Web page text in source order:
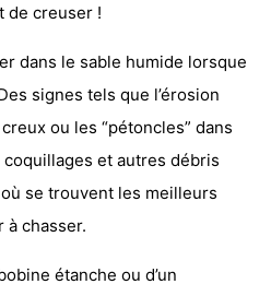
de creuser !
dans le sable humide lorsque
signes tels que l’érosion
ou les “pétoncles” dans
et autres débris
se trouvent les meilleurs
à chasser.
étanche ou d’un